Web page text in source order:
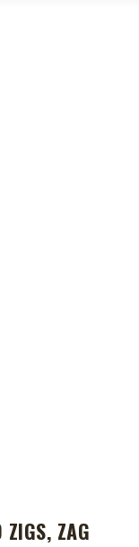
ZIGS, ZAG